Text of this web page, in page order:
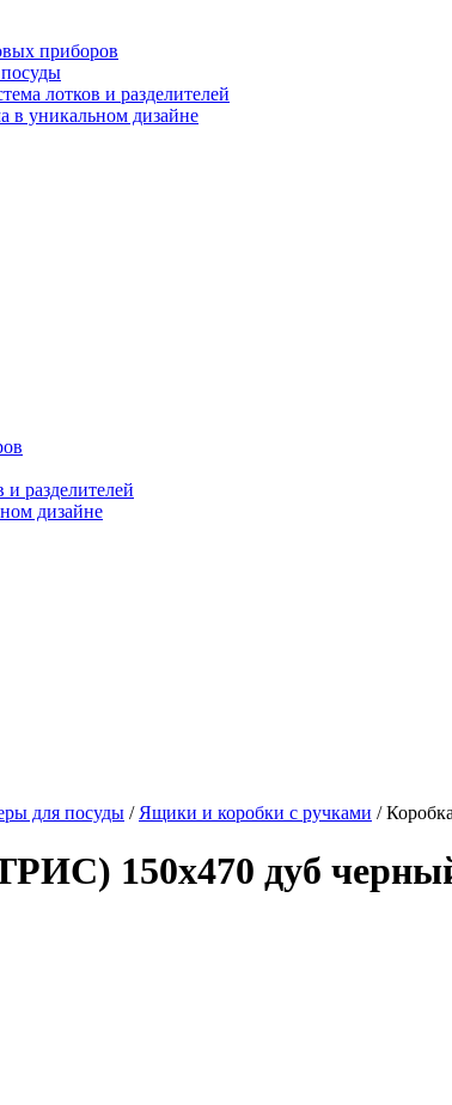
приборов
лотков и разделителей
уникальном дизайне
разделителей
дизайне
для посуды / Ящики и коробки с ручками /
150х470 дуб